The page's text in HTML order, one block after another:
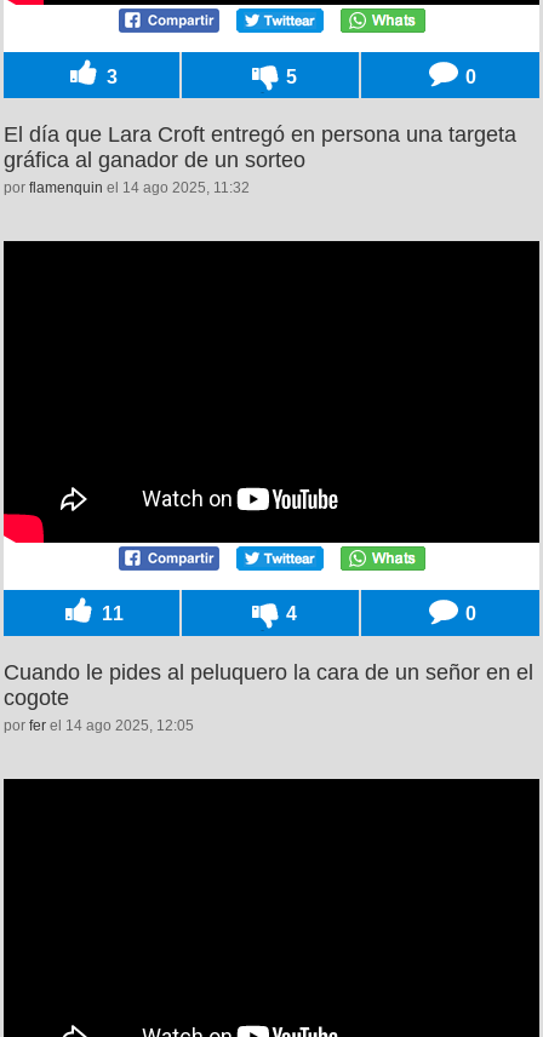
3 5 0
El día que Lara Croft entregó en persona una targeta
gráfica al ganador de un sorteo
por flamenquin el 14 ago 2025, 11:32
11 4 0
Cuando le pides al peluquero la cara de un señor en el
cogote
por fer el 14 ago 2025, 12:05